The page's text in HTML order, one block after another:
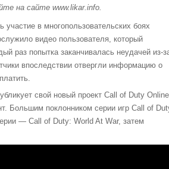
на сайте www.likar.info.
в многопользовательских боях
видео пользователя, который
раз попытка заканчивалась неудачей из-
впоследствии отвергли информацию о
свой новый проект Call of Duty
Большим поклонником серии игр Call of
— Call of Duty: World At War, затем